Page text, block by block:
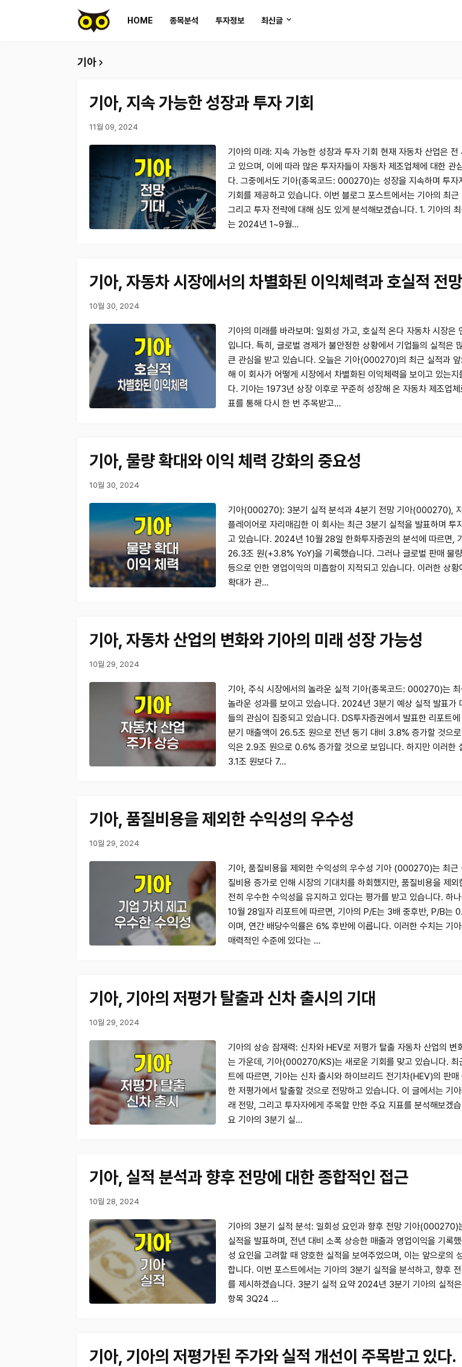
HOME 종목분석 투자정보 최신글
기아
기아, 지속 가능한 성장과 투자 기회
11월 09, 2024
기아의 미래: 지속 가능한 성장과 투자 기회 현재 자동차 산업은 전
고 있으며, 이에 따라 많은 투자자들이 자동차 제조업체에 대한 관
다. 그중에서도 기아(종목코드: 000270)는 성장을 지속하며 투자
기회를 제공하고 있습니다. 이번 블로그 포스트에서는 기아의 최
그리고 투자 전략에 대해 심도 있게 분석해보겠습니다. 1. 기아의
는 2024년 1~9월…
기아, 자동차 시장에서의 차별화된 이익체력과 호실적 전망
10월 30, 2024
기아의 미래를 바라보며: 일회성 가고, 호실적 온다 자동차 시장은
입니다. 특히, 글로벌 경제가 불안정한 상황에서 기업들의 실적은
큰 관심을 받고 있습니다. 오늘은 기아(000270)의 최근 실적과 앞
해 이 회사가 어떻게 시장에서 차별화된 이익체력을 보이고 있는지
다. 기아는 1973년 상장 이후로 꾸준히 성장해 온 자동차 제조업
표를 통해 다시 한 번 주목받고…
기아, 물량 확대와 이익 체력 강화의 중요성
10월 30, 2024
기아(000270): 3분기 실적 분석과 4분기 전망 기아(000270),
플레이어로 자리매김한 이 회사는 최근 3분기 실적을 발표하며 투
고 있습니다. 2024년 10월 28일 한화투자증권의 분석에 따르면,
26.3조 원(+3.8% YoY)을 기록했습니다. 그러나 글로벌 판매 물
등으로 인한 영업이익의 미흡함이 지적되고 있습니다. 이러한 상
확대가 관…
기아, 자동차 산업의 변화와 기아의 미래 성장 가능성
10월 29, 2024
기아, 주식 시장에서의 놀라운 실적 기아(종목코드: 000270)는 최
놀라운 성과를 보이고 있습니다. 2024년 3분기 예상 실적 발표가
들의 관심이 집중되고 있습니다. DS투자증권에서 발표한 리포트
분기 매출액이 26.5조 원으로 전년 동기 대비 3.8% 증가할 것으로
익은 2.9조 원으로 0.6% 증가할 것으로 보입니다. 하지만 이러한
3.1조 원보다 7…
기아, 품질비용을 제외한 수익성의 우수성
10월 29, 2024
기아, 품질비용을 제외한 수익성의 우수성 기아 (000270)는 최근
질비용 증가로 인해 시장의 기대치를 하회했지만, 품질비용을 제외
전히 우수한 수익성을 유지하고 있다는 평가를 받고 있습니다. 하
10월 28일자 리포트에 따르면, 기아의 P/E는 3배 중후반, P/B는
이며, 연간 배당수익률은 6% 후반에 이릅니다. 이러한 수치는 기
매력적인 수준에 있다는 …
기아, 기아의 저평가 탈출과 신차 출시의 기대
10월 29, 2024
기아의 상승 잠재력: 신차와 HEV로 저평가 탈출 자동차 산업의 변
는 가운데, 기아(000270/KS)는 새로운 기회를 맞고 있습니다. 최
트에 따르면, 기아는 신차 출시와 하이브리드 전기차(HEV)의 판매
한 저평가에서 탈출할 것으로 전망하고 있습니다. 이 글에서는 기아
래 전망, 그리고 투자자에게 주목할 만한 주요 지표를 분석해보겠
요 기아의 3분기 실…
기아, 실적 분석과 향후 전망에 대한 종합적인 접근
10월 28, 2024
기아의 3분기 실적 분석: 일회성 요인과 향후 전망 기아(000270)
실적을 발표하며, 전년 대비 소폭 상승한 매출과 영업이익을 기록
성 요인을 고려할 때 양호한 실적을 보여주었으며, 이는 앞으로의
합니다. 이번 포스트에서는 기아의 3분기 실적을 분석하고, 향후
를 제시하겠습니다. 3분기 실적 요약 2024년 3분기 기아의 실적
항목 3Q24 …
기아, 기아의 저평가된 주가와 실적 개선이 주목받고 있다.